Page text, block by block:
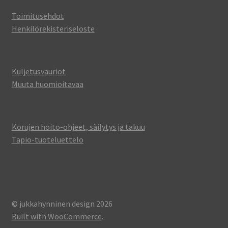
Toimitusehdot
Henkilörekisteriseloste
Kuljetusvauriot
Muuta huomioitavaa
Korujen hoito-ohjeet, säilytys ja takuu
Tapio-tuoteluettelo
© jukkahynninen design 2026
Built with WooCommerce.